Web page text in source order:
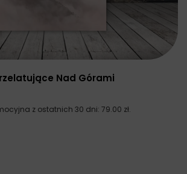
Nad Górami
z ostatnich 30 dni: 79.00 zł.